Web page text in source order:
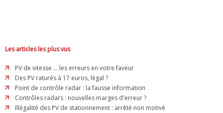
Les articles les plus vus
PV de vitesse ... les erreurs en votre faveur
Des PV raturés à 17 euros, légal ?
Point de contrôle radar : la fausse information
Contrôles radars : nouvelles marges d'erreur ?
Illégalité des PV de stationnement : arrêté non motivé